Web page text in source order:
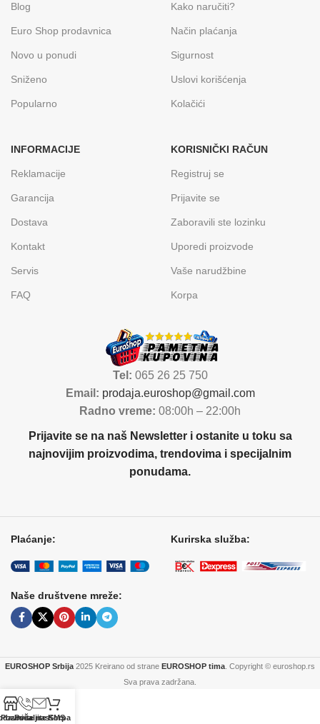
Blog
Euro Shop prodavnica
Novo u ponudi
Sniženo
Popularno
Kako naručiti?
Način plaćanja
Sigurnost
Uslovi korišćenja
Kolačići
INFORMACIJE
Reklamacije
Garancija
Dostava
Kontakt
Servis
FAQ
KORISNIČKI RAČUN
Registruj se
Prijavite se
Zaboravili ste lozinku
Uporedi proizvode
Vaše narudžbine
Korpa
Tel: 065 26 25 750
Email: prodaja.euroshop@gmail.com
Radno vreme: 08:00h – 22:00h
Prijavite se na naš Newsletter i ostanite u toku sa
najnovijim proizvodima, trendovima i specijalnim
ponudama.
Plaćanje: Kurirska služba:
Naše društvene mreže:
EUROSHOP Srbija 2025 Kreirano od strane EUROSHOP tima . Copyright © euroshop.rs
Sva prava zadržana.
Pozovite nas
Pošaljite SMS
Korpa